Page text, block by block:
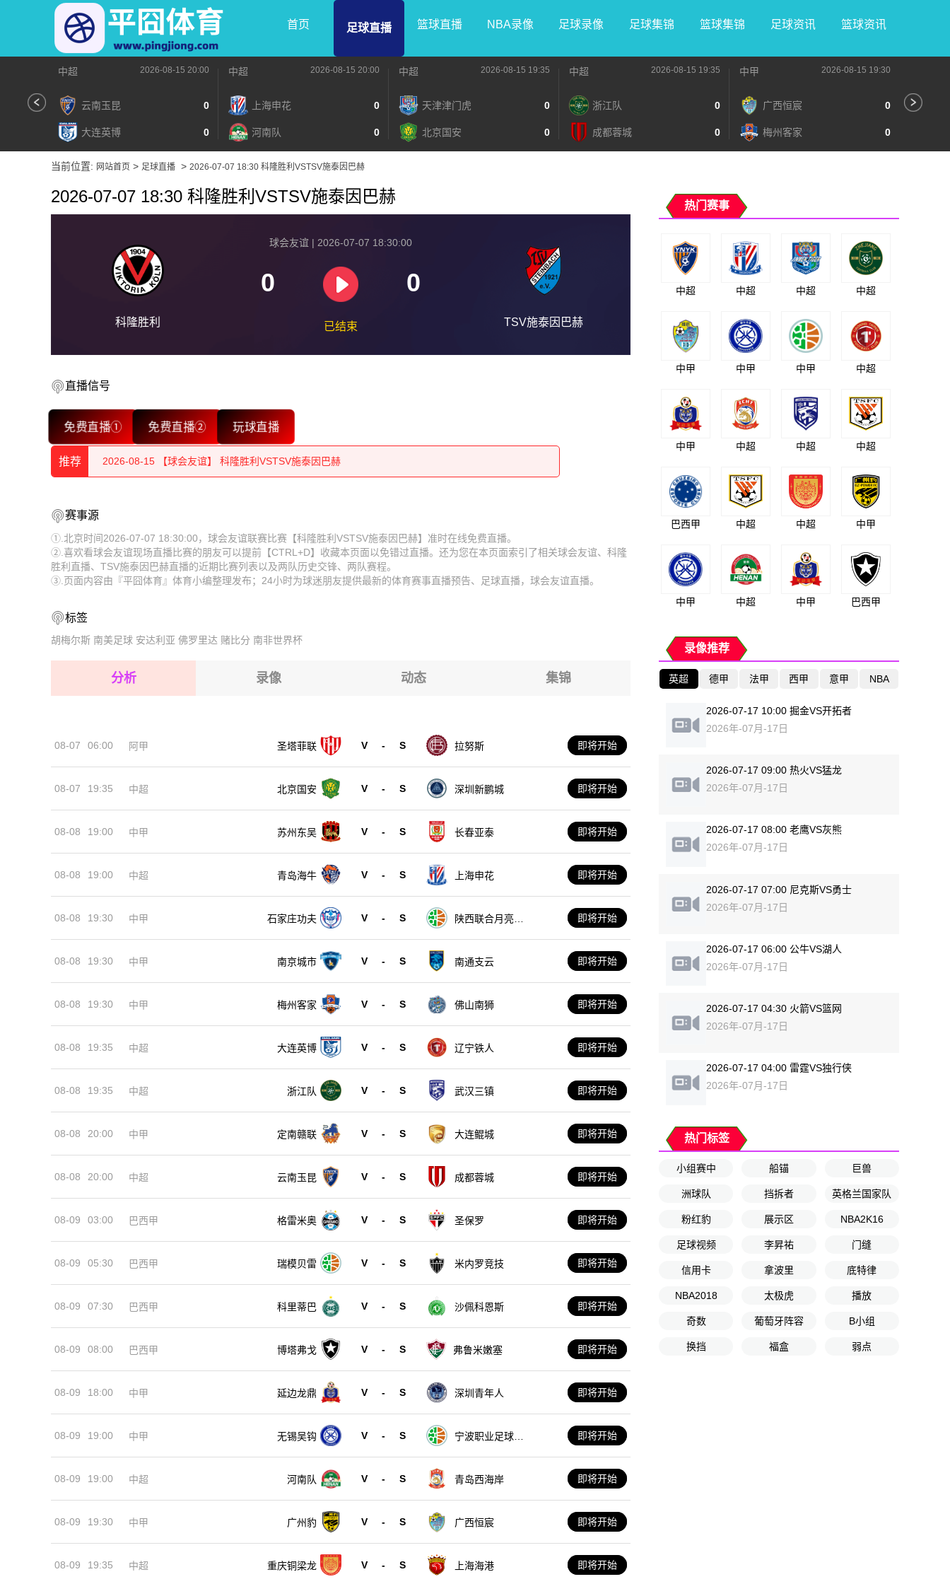
首页 足球直播 篮球直播 NBA录像 足球录像 足球集锦 篮球集锦 足球资讯 篮球资讯
中超 2026-08-15 20:00
云南玉昆 0
大连英博 0
中超 2026-08-15 20:00
上海申花 0
河南队 0
中超 2026-08-15 19:35
天津津门虎 0
北京国安 0
中超 2026-08-15 19:35
浙江队 0
成都蓉城 0
中甲 2026-08-15 19:30
广西恒宸 0
梅州客家 0
当前位置: 网站首页 > 足球直播 > 2026-07-07 18:30 科隆胜利VSTSV施泰因巴赫
2026-07-07 18:30 科隆胜利VSTSV施泰因巴赫
科隆胜利
球会友谊 | 2026-07-07 18:30:00
0 0
已结束 TSV施泰因巴赫
直播信号
免费直播① 免费直播② 玩球直播
推荐
2026-08-15 【球会友谊】 科隆胜利VSTSV施泰因巴赫
2026-08-15 【球会友谊】 科隆胜利VSTSV施泰因巴赫
2026-08-15 【球会友谊】 科隆胜利VSTSV施泰因巴赫
2026-08-15 【球会友谊】 科隆胜利VSTSV施泰因巴赫
2026-08-15 【球会友谊】 科隆胜利VSTSV施泰因巴赫
2026-08-15 【球会友谊】 科隆胜利VSTSV施泰因巴赫
2026-08-15 【球会友谊】 科隆胜利VSTSV施泰因巴赫
2026-08-15 【球会友谊】 科隆胜利VSTSV施泰因巴赫
2026-08-15 【球会友谊】 科隆胜利VSTSV施泰因巴赫
2026-08-15 【球会友谊】 科隆胜利VSTSV施泰因巴赫
2026-08-15 【球会友谊】 科隆胜利VSTSV施泰因巴赫
2026-08-14 【球会友谊】 科隆胜利VSTSV施泰因巴赫
赛事源
①.北京时间2026-07-07 18:30:00，球会友谊联赛比赛【科隆胜利VSTSV施泰因巴赫】准时在线免费直播。
②.喜欢看球会友谊现场直播比赛的朋友可以提前【CTRL+D】收藏本页面以免错过直播。还为您在本页面索引了相关球会友谊、科隆
胜利直播、TSV施泰因巴赫直播的近期比赛列表以及两队历史交锋、两队赛程。
③.页面内容由『平囧体育』体育小编整理发布；24小时为球迷朋友提供最新的体育赛事直播预告、足球直播，球会友谊直播。
标签
胡梅尔斯 南美足球 安达利亚 佛罗里达 赌比分 南非世界杯
分析 录像 动态 集锦
08-07 06:00 阿甲 圣塔菲联 V - S 拉努斯 即将开始
08-07 19:35 中超 北京国安 V - S 深圳新鹏城 即将开始
08-08 19:00 中甲 苏州东吴 V - S 长春亚泰 即将开始
08-08 19:00 中超 青岛海牛 V - S 上海申花 即将开始
08-08 19:30 中甲 石家庄功夫 V - S
陕西联合月亮泊
即将开始
08-08 19:30 中甲 南京城市 V - S 南通支云 即将开始
08-08 19:30 中甲 梅州客家 V - S 佛山南狮 即将开始
08-08 19:35 中超 大连英博 V - S 辽宁铁人 即将开始
08-08 19:35 中超 浙江队 V - S 武汉三镇 即将开始
08-08 20:00 中甲 定南赣联 V - S 大连鲲城 即将开始
08-08 20:00 中超 云南玉昆 V - S 成都蓉城 即将开始
08-09 03:00 巴西甲 格雷米奥 V - S 圣保罗 即将开始
08-09 05:30 巴西甲 瑞模贝雷 V - S 米内罗竞技 即将开始
08-09 07:30 巴西甲 科里蒂巴 V - S 沙佩科恩斯 即将开始
08-09 08:00 巴西甲 博塔弗戈 V - S 弗鲁米嫩塞 即将开始
08-09 18:00 中甲 延边龙鼎 V - S 深圳青年人 即将开始
08-09 19:00 中甲 无锡吴钩 V - S
宁波职业足球俱
即将开始
08-09 19:00 中超 河南队 V - S 青岛西海岸 即将开始
08-09 19:30 中甲 广州豹 V - S 广西恒宸 即将开始
08-09 19:35 中超 重庆铜梁龙 V - S 上海海港 即将开始
热门赛事
中超 中超 中超 中超
中甲 中甲 中甲 中超
中甲 中超 中超 中超
巴西甲 中超 中超 中甲
中甲 中超 中甲 巴西甲
录像推荐
英超 德甲 法甲 西甲 意甲 NBA
2026-07-17 10:00 掘金VS开拓者
2026年-07月-17日
2026-07-17 09:00 热火VS猛龙
2026年-07月-17日
2026-07-17 08:00 老鹰VS灰熊
2026年-07月-17日
2026-07-17 07:00 尼克斯VS勇士
2026年-07月-17日
2026-07-17 06:00 公牛VS湖人
2026年-07月-17日
2026-07-17 04:30 火箭VS篮网
2026年-07月-17日
2026-07-17 04:00 雷霆VS独行侠
2026年-07月-17日
热门标签
小组赛中 船锚 巨兽
洲球队 挡拆者 英格兰国家队
粉红豹 展示区 NBA2K16
足球视频 李昇祐 门缝
信用卡 拿波里 底特律
NBA2018 太极虎 播放
奇数 葡萄牙阵容 B小组
换挡 福盒 弱点